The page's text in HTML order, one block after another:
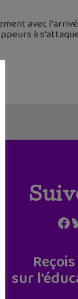
avec
à
Reçois
sur